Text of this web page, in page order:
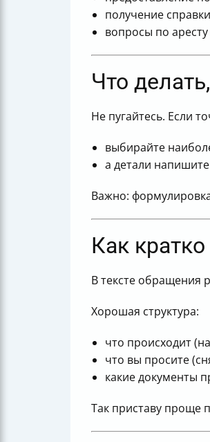
получение
вопросы по
Что
Не пугайтесь. Если
выбирайте
а детали
Важно:
Как
В тексте обращения
Хорошая структура:
что происходит
что вы просите
какие документы
Так приставу проще